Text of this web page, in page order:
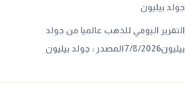
جولد بيليون
التقرير اليومي للذهب عالميا من جولد
بيليون7/8/2026المصدر : جولد بيليون